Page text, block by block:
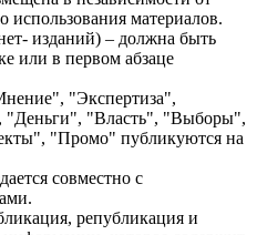
использования материалов.
изданий) – должна быть
или в первом абзаце
"Экспертиза",
"Деньги", "Власть", "Выборы",
"Промо" публикуются на
совместно с
републикация и